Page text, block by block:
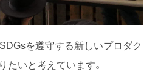
を遵守する新しいプロダク
たいと考えています。